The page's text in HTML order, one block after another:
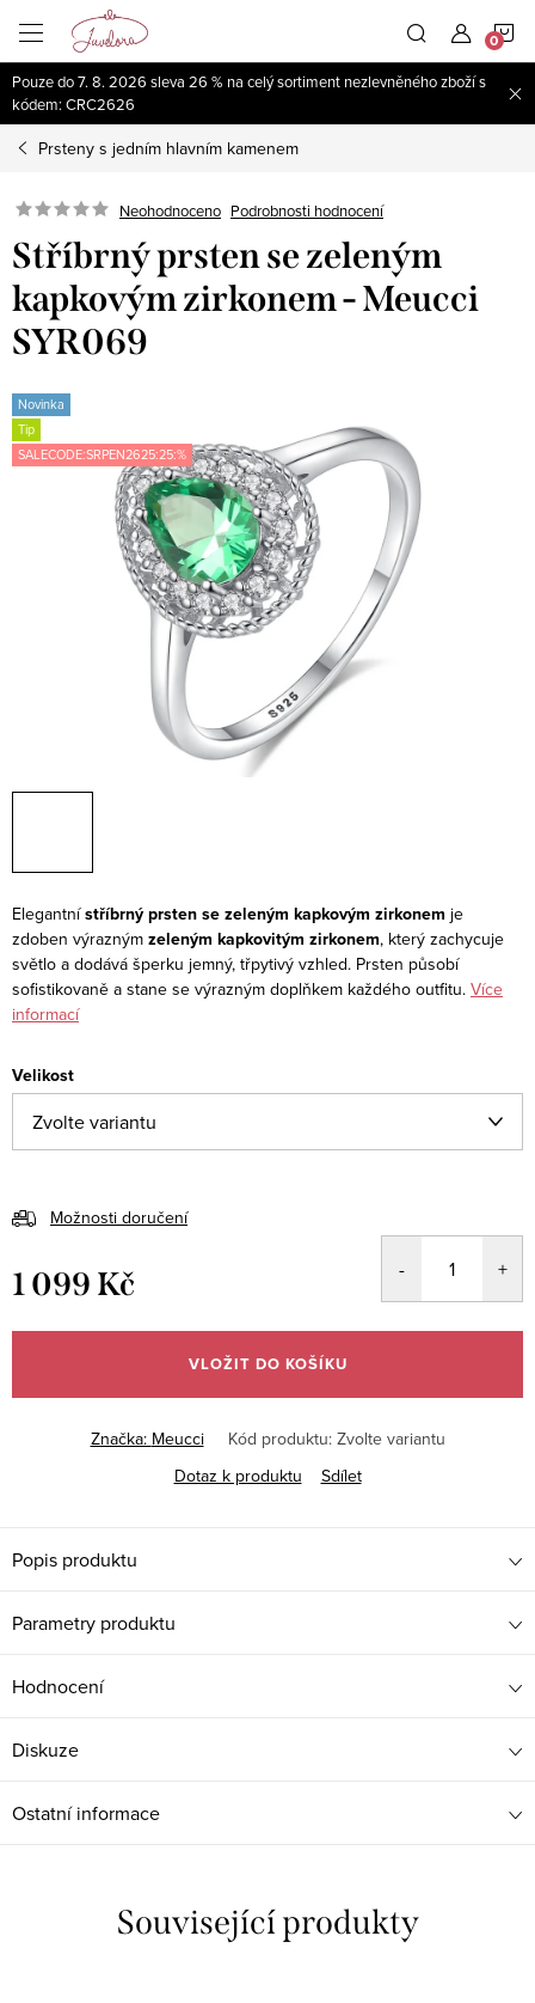
obsah
Pouze do 7. 8. 2026 sleva 26 % na celý sortiment nezlevněného zboží s
kódem: CRC2626
Prsteny s jedním hlavním kamenem
Neohodnoceno Podrobnosti hodnocení
Stříbrný prsten se zeleným
kapkovým zirkonem - Meucci
SYR069
Novinka
Tip
SALECODE:SRPEN2625:25:%
Elegantnístříbrný prsten se zeleným kapkovým zirkonem je
zdoben výrazným zeleným kapkovitým zirkonem, který zachycuje
světlo a dodává šperku jemný, třpytivý vzhled. Prsten působí
sofistikovaně a stane se výrazným doplňkem každého outfitu. Více
informací
Velikost
Možnosti doručení
1 099 Kč
cena:
VLOŽIT DO KOŠÍKU
Značka: Meucci Kód produktu: Zvolte variantu
Dotaz k produktu
Sdílet
Popis produktu
Parametry produktu
Hodnocení
Diskuze
Ostatní informace
Související produkty